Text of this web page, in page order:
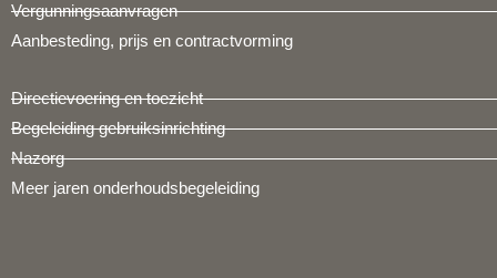
Vergunningsaanvragen
Aanbesteding, prijs en contractvorming
Directievoering en toezicht
Begeleiding gebruiksinrichting
Nazorg
Meer jaren onderhoudsbegeleiding